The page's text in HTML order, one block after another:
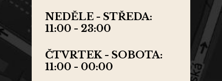
NEDĚLE - STŘEDA:
11:00 - 23:00
ČTVRTEK - SOBOTA:
11:00 - 00:00